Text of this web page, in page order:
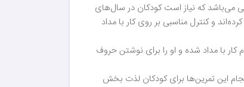
مهمی می‌باشد که نیاز است کودکان در سال‌های
را شروع کرده‌اند و کنترل مناسبی بر روی کار با مداد
با مداد شده و او را برای نوشتن حروف
این تمرین‌ها برای کودکان لذت بخش